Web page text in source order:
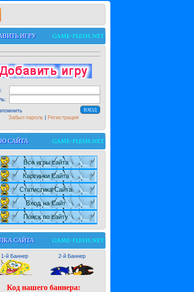
ИГРУ
Забыл пароль| Регистрация
САЙТА
Все игры сайта
Картинки Сайта
Статистика Сайта
Вход на Сайт
Поиск по сайту
САЙТА
1-й Баннер 2-й Баннер
Код нашего баннера: